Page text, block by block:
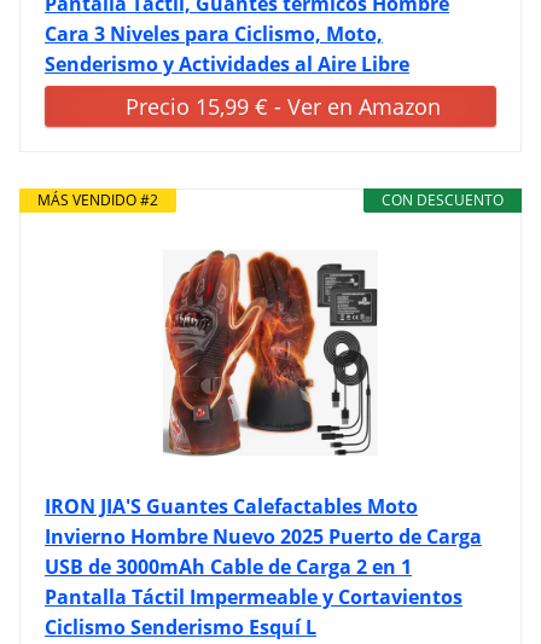
Cara 3 Niveles para Ciclismo, Moto,
Senderismo y Actividades al Aire Libre
Precio 15,99 € - Ver en Amazon
CON DESCUENTO
MÁS VENDIDO #2
IRON JIA'S Guantes Calefactables Moto
Invierno Hombre Nuevo 2025 Puerto de Carga
USB de 3000mAh Cable de Carga 2 en 1
Pantalla Táctil Impermeable y Cortavientos
Ciclismo Senderismo Esquí L